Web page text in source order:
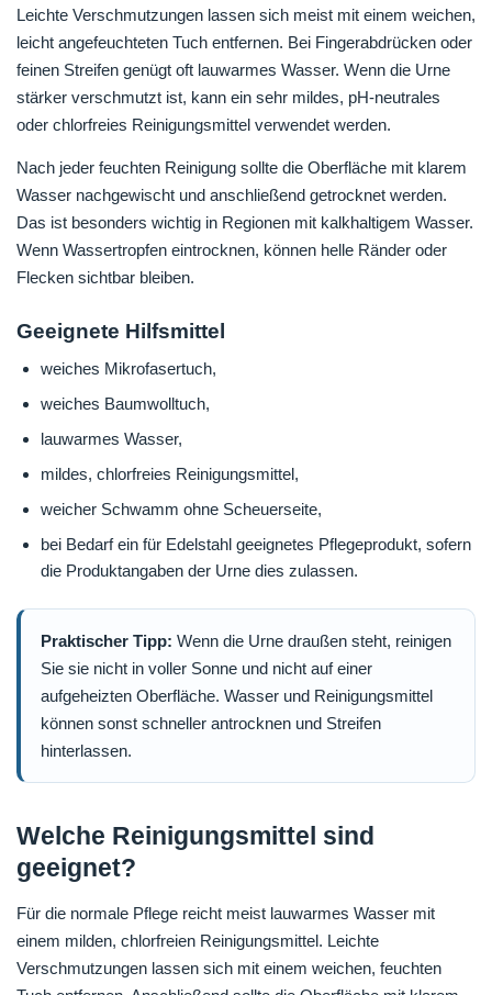
Leichte Verschmutzungen lassen sich meist mit einem weichen,
leicht angefeuchteten Tuch entfernen. Bei Fingerabdrücken oder
feinen Streifen genügt oft lauwarmes Wasser. Wenn die Urne
stärker verschmutzt ist, kann ein sehr mildes, pH-neutrales
oder chlorfreies Reinigungsmittel verwendet werden.
Nach jeder feuchten Reinigung sollte die Oberfläche mit klarem
Wasser nachgewischt und anschließend getrocknet werden.
Das ist besonders wichtig in Regionen mit kalkhaltigem Wasser.
Wenn Wassertropfen eintrocknen, können helle Ränder oder
Flecken sichtbar bleiben.
Geeignete Hilfsmittel
weiches Mikrofasertuch,
weiches Baumwolltuch,
lauwarmes Wasser,
mildes, chlorfreies Reinigungsmittel,
weicher Schwamm ohne Scheuerseite,
bei Bedarf ein für Edelstahl geeignetes Pflegeprodukt, sofern
die Produktangaben der Urne dies zulassen.
Praktischer Tipp: Wenn die Urne draußen steht, reinigen
Sie sie nicht in voller Sonne und nicht auf einer
aufgeheizten Oberfläche. Wasser und Reinigungsmittel
können sonst schneller antrocknen und Streifen
hinterlassen.
Welche Reinigungsmittel sind
geeignet?
Für die normale Pflege reicht meist lauwarmes Wasser mit
einem milden, chlorfreien Reinigungsmittel. Leichte
Verschmutzungen lassen sich mit einem weichen, feuchten